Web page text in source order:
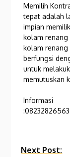
Memilih
tepat adalah
impian
kolam renang
kolam renang
berfungsi
untuk
memutuskan
Informasi
Continue
Next Post: